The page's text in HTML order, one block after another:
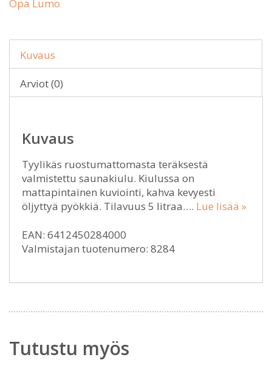
Opa Lumo
Kuvaus
Arviot (0)
Kuvaus
Tyylikäs ruostumattomasta teräksestä
valmistettu saunakiulu. Kiulussa on
mattapintainen kuviointi, kahva kevyesti
öljyttyä pyökkiä. Tilavuus 5 litraa…. Lue lisää »
EAN: 6412450284000
Valmistajan tuotenumero: 8284
Tutustu myös